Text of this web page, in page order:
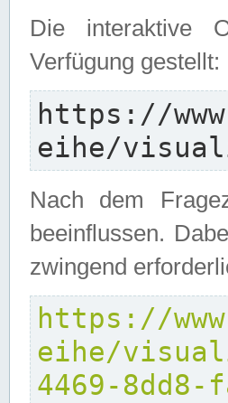
Die interaktive
Verfügung gestellt:
https://
eihe/
Nach dem
beeinflussen.
zwingend
https://
eihe/
4469-8dd8-